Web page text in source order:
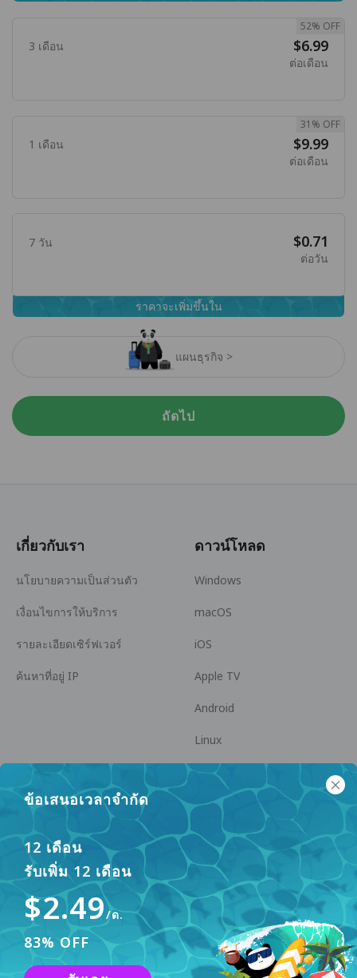
แผนธุรกิจ >
3 เดือน $6.99
ต่อเดือน
52% OFF
1 เดือน $9.99
ต่อเดือน
31% OFF
7 วัน $0.71
ต่อวัน
ราคาจะเพิ่มขึ้นใน
ถัดไป
ข้อเสนอเวลาจำกัด
12 เดือน
รับเพิ่ม 12 เดือน
$2.49/ด.
83% OFF
เกี่ยวกับเรา
นโยบายความเป็นส่วนตัว
เงื่อนไขการให้บริการ
รายละเอียดเซิร์ฟเวอร์
ค้นหาที่อยู่ IP
ดาวน์โหลด
Windows
macOS
iOS
Apple TV
Android
Linux
Android TV
ศูนย์ช่วยเหลือ
panda7x24@gmail.com
FAQ
ความร่วมมือ
เป็นพันธมิตร
วิธีการชำระเงิน
เว็บไซต์นี้ใช้คุกกี้เพื่อปรับปรุงประสบการณ์ผู้ใช้ หากต้องการ